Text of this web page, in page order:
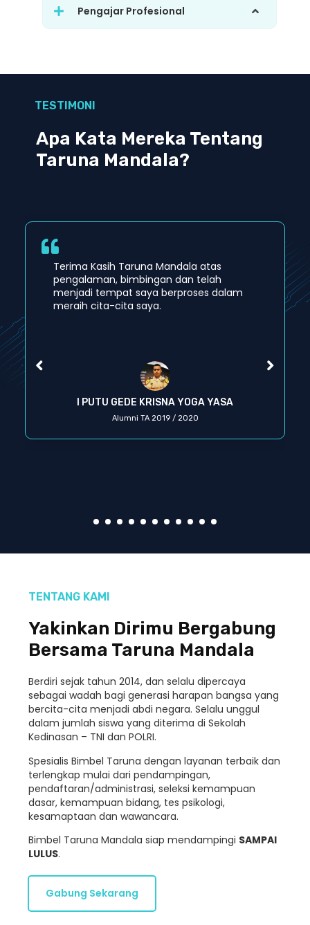
Pengajar Profesional
TESTIMONI
Apa Kata Mereka Tentang
Taruna Mandala?
I PUTU GEDE KRISNA YOGA YASA
Alumni TA 2019 / 2020
Terima Kasih Taruna Mandala atas
pengalaman, bimbingan dan telah
menjadi tempat saya berproses dalam
meraih cita-cita saya.
TENTANG KAMI
Yakinkan Dirimu Bergabung
Bersama Taruna Mandala
Berdiri sejak tahun 2014, dan selalu dipercaya
sebagai wadah bagi generasi harapan bangsa yang
bercita-cita menjadi abdi negara. Selalu unggul
dalam jumlah siswa yang diterima di Sekolah
Kedinasan – TNI dan POLRI.
Spesialis Bimbel Taruna dengan layanan terbaik dan
terlengkap mulai dari pendampingan,
pendaftaran/administrasi, seleksi kemampuan
dasar, kemampuan bidang, tes psikologi,
kesamaptaan dan wawancara.
Bimbel Taruna Mandala siap mendampingi SAMPAI
LULUS.
Gabung Sekarang